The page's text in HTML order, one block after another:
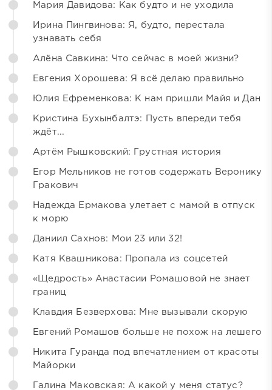
Мария Давидова: Как будто и не уходила
Ирина Пингвинова: Я, будто, перестала
узнавать себя
Алёна Савкина: Что сейчас в моей жизни?
Евгения Хорошева: Я всё делаю правильно
Юлия Ефременкова: К нам пришли Майя и Дан
Кристина Бухынбалтэ: Пусть впереди тебя
ждёт...
Артём Рышковский: Грустная история
Егор Мельников не готов содержать Веронику
Гракович
Надежда Ермакова улетает с мамой в отпуск
к морю
Даниил Сахнов: Мои 23 или 32!
Катя Квашникова: Пропала из соцсетей
«Щедрость» Анастасии Ромашовой не знает
границ
Клавдия Безверхова: Мне вызывали скорую
Евгений Ромашов больше не похож на лешего
Никита Гуранда под впечатлением от красоты
Майорки
Галина Маковская: А какой у меня статус?